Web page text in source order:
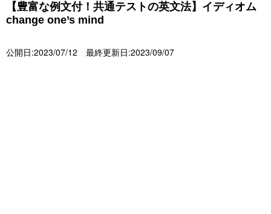
【豊富な例文付！共通テストの英文法】イディオム
change one’s mind
公開日:2023/07/12 最終更新日:2023/09/07